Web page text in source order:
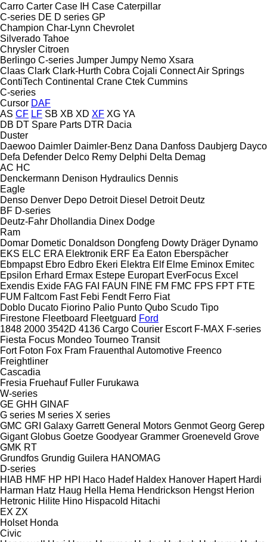
Carro Carter Case IH Case Caterpillar
C-series DE D series GP
Champion Char-Lynn Chevrolet
Silverado Tahoe
Chrysler Citroen
Berlingo C-series Jumper Jumpy Nemo Xsara
Claas Clark Clark-Hurth Cobra Cojali Connect Air Springs
ContiTech Continental Crane Ctek Cummins
C-series
Cursor DAF
AS CF LF SB XB XD XF XG YA
DB DT Spare Parts DTR Dacia
Duster
Daewoo Daimler Daimler-Benz Dana Danfoss Daubjerg Dayco
Defa Defender Delco Remy Delphi Delta Demag
AC HC
Denckermann Denison Hydraulics Dennis
Eagle
Denso Denver Depo Detroit Diesel Detroit Deutz
BF D-series
Deutz-Fahr Dhollandia Dinex Dodge
Ram
Domar Dometic Donaldson Dongfeng Dowty Dräger Dynamo
EKS ELC ERA Elektronik ERF Ea Eaton Eberspächer
Ebmpapst Ebro Edbro Ekeri Elektra Elf Elme Eminox Emitec
Epsilon Erhard Ermax Estepe Europart EverFocus Excel
Exendis Exide FAG FAI FAUN FINE FM FMC FPS FPT FTE
FUM Faltcom Fast Febi Fendt Ferro Fiat
Doblo Ducato Fiorino Palio Punto Qubo Scudo Tipo
Firestone Fleetboard Fleetguard Ford
1848 2000 3542D 4136 Cargo Courier Escort F-MAX F-series
Fiesta Focus Mondeo Tourneo Transit
Fort Foton Fox Fram Frauenthal Automotive Freenco
Freightliner
Cascadia
Fresia Fruehauf Fuller Furukawa
W-series
GE GHH GINAF
G series M series X series
GMC GRI Galaxy Garrett General Motors Genmot Georg Gerep
Gigant Globus Goetze Goodyear Grammer Groeneveld Grove
GMK RT
Grundfos Grundig Guilera HANOMAG
D-series
HIAB HMF HP HPI Haco Hadef Haldex Hanover Hapert Hardi
Harman Hatz Haug Hella Hema Hendrickson Hengst Herion
Hetronic Hilite Hino Hispacold Hitachi
EX ZX
Holset Honda
Civic